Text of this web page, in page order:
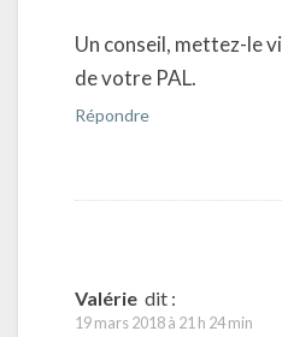
Un conseil, mettez-le
de votre PAL.
Répondre
Valérie dit :
19 mars 2018 à 21 h 24 min